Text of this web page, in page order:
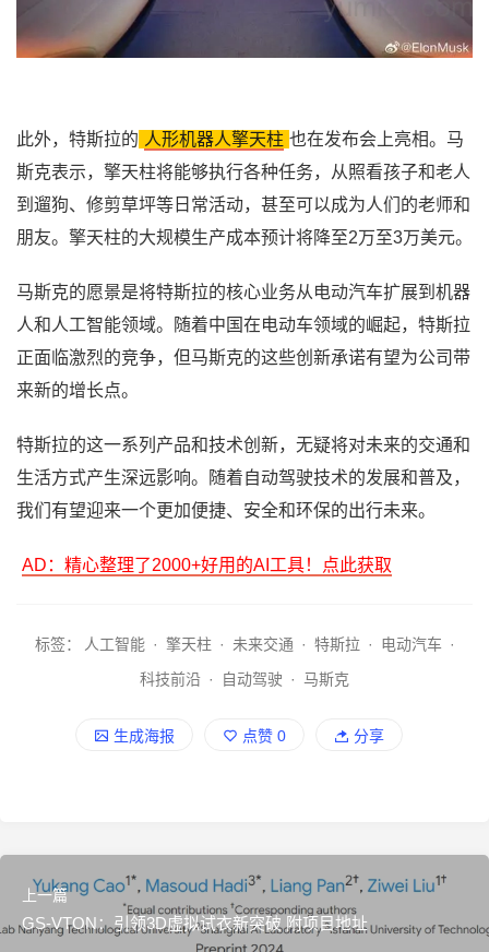
此外，特斯拉的 人形机器人擎天柱 也在发布会上亮相。马
斯克表示，擎天柱将能够执行各种任务，从照看孩子和老人
到遛狗、修剪草坪等日常活动，甚至可以成为人们的老师和
朋友。擎天柱的大规模生产成本预计将降至2万至3万美元。
马斯克的愿景是将特斯拉的核心业务从电动汽车扩展到机器
人和人工智能领域。随着中国在电动车领域的崛起，特斯拉
正面临激烈的竞争，但马斯克的这些创新承诺有望为公司带
来新的增长点。
特斯拉的这一系列产品和技术创新，无疑将对未来的交通和
生活方式产生深远影响。随着自动驾驶技术的发展和普及，
我们有望迎来一个更加便捷、安全和环保的出行未来。
AD：精心整理了2000+好用的AI工具！点此获取
标签： 人工智能 · 擎天柱 · 未来交通 · 特斯拉 · 电动汽车 ·
科技前沿 · 自动驾驶 · 马斯克
生成海报 点赞 0 分享
上一篇
GS-VTON：引领3D虚拟试衣新突破 附项目地址